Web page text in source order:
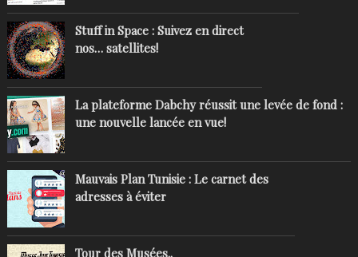
Stuff in Space : Suivez en direct
nos… satellites!
La plateforme Dabchy réussit une levée de fond :
une nouvelle lancée en vue!
Mauvais Plan Tunisie : Le carnet des
adresses à éviter
Tour des Musées..